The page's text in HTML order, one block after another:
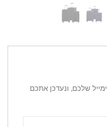
שלכם, ונעדכן אתכם